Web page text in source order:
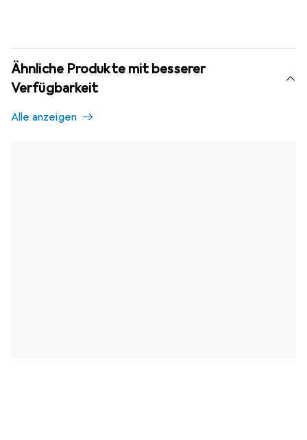
Ähnliche Produkte mit besserer
Verfügbarkeit
Alle anzeigen